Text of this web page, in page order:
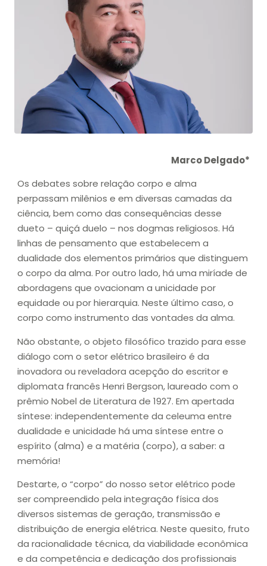
Marco Delgado*
Os debates sobre relação corpo e alma
perpassam milênios e em diversas camadas da
ciência, bem como das consequências desse
dueto – quiçá duelo – nos dogmas religiosos. Há
linhas de pensamento que estabelecem a
dualidade dos elementos primários que distinguem
o corpo da alma. Por outro lado, há uma miríade de
abordagens que ovacionam a unicidade por
equidade ou por hierarquia. Neste último caso, o
corpo como instrumento das vontades da alma.
Não obstante, o objeto filosófico trazido para esse
diálogo com o setor elétrico brasileiro é da
inovadora ou reveladora acepção do escritor e
diplomata francês Henri Bergson, laureado com o
prêmio Nobel de Literatura de 1927. Em apertada
síntese: independentemente da celeuma entre
dualidade e unicidade há uma síntese entre o
espírito (alma) e a matéria (corpo), a saber: a
memória!
Destarte, o “corpo” do nosso setor elétrico pode
ser compreendido pela integração física dos
diversos sistemas de geração, transmissão e
distribuição de energia elétrica. Neste quesito, fruto
da racionalidade técnica, da viabilidade econômica
e da competência e dedicação dos profissionais